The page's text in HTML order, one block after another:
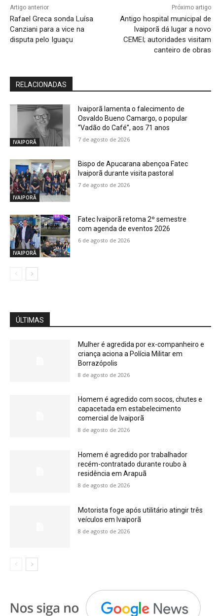
Artigo anterior
Rafael Greca sonda Luísa
Canziani para a vice na
disputa pelo Iguaçu
Próximo artigo
Antigo hospital municipal de
Ivaiporã dá lugar a novo
CEMEI; autoridades visitam
canteiro de obras
RELACIONADAS
IVAIPORÃ
Ivaiporã lamenta o falecimento de
Osvaldo Bueno Camargo, o popular
“Vadão do Café”, aos 71 anos
7 de agosto de 2026
IVAIPORÃ
Bispo de Apucarana abençoa Fatec
Ivaiporã durante visita pastoral
7 de agosto de 2026
IVAIPORÃ
Fatec Ivaiporã retoma 2º semestre
com agenda de eventos 2026
6 de agosto de 2026
ÚLTIMAS
Mulher é agredida por ex-companheiro e
criança aciona a Polícia Militar em
Borrazópolis
8 de agosto de 2026
Homem é agredido com socos, chutes e
capacetada em estabelecimento
comercial de Ivaiporã
8 de agosto de 2026
Homem é agredido por trabalhador
recém-contratado durante roubo à
residência em Arapuã
8 de agosto de 2026
Motorista foge após utilitário atingir três
veículos em Ivaiporã
8 de agosto de 2026